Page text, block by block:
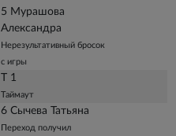
5 Мурашова
Александра
Нерезультативный бросок
с игры
Т 1
Таймаут
6 Сычева Татьяна
Переход получил